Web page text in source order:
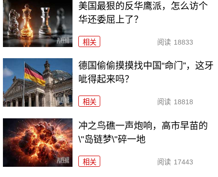
美国最狠的反华鹰派，怎么访个
华还委屈上了？
相关 阅读 18833
德国偷偷摸摸找中国“命门”，这牙
呲得起来吗？
相关 阅读 18818
冲之鸟礁一声炮响，高市早苗的
\"岛链梦\"碎一地
相关 阅读 17443